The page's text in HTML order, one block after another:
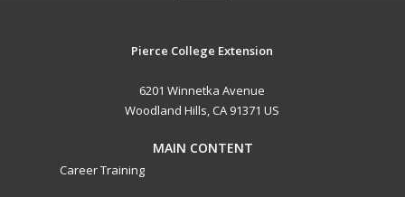
Pierce College Extension
6201 Winnetka Avenue
Woodland Hills, CA 91371 US
MAIN CONTENT
Career Training